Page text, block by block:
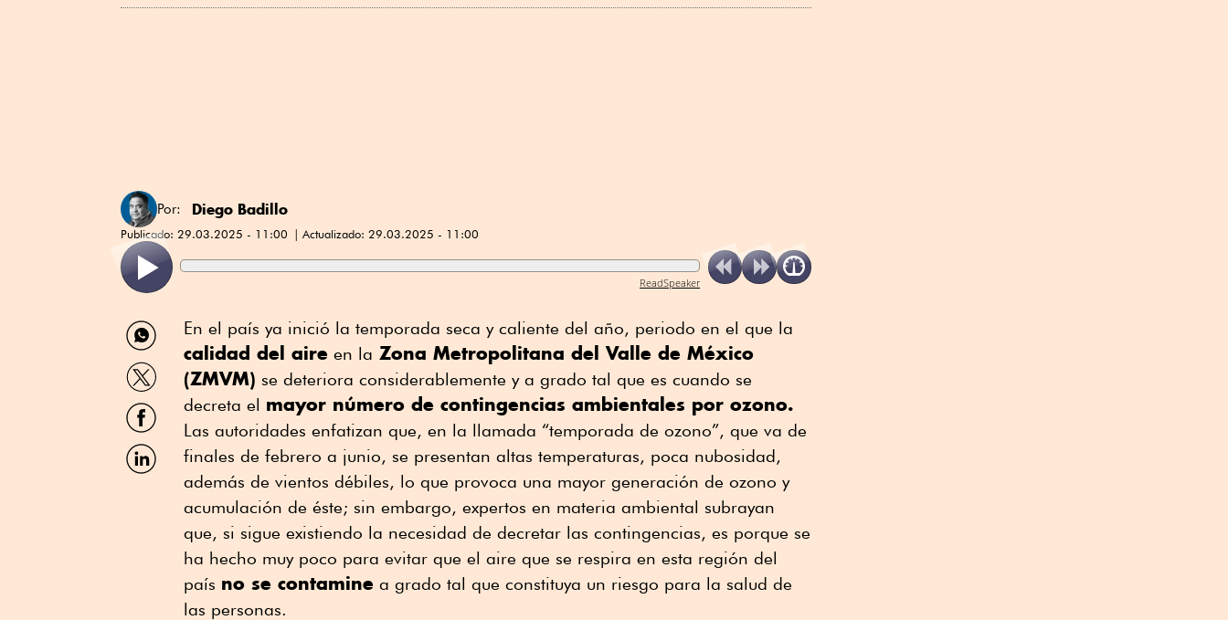
Por: Diego Badillo
Publicado: 29.03.2025 - 11:00 Actualizado: 29.03.2025 - 11:00
ReadSpeaker
Compartir
por
WhatsApp
Compartir
por
Twitter
Compartir
por
Facebook
Compartir
por
En el país ya inició la temporada seca y caliente del año, periodo en el que la
calidad del aire en la Zona Metropolitana del Valle de México
(ZMVM) se deteriora considerablemente y a grado tal que es cuando se
decreta el mayor número de contingencias ambientales por ozono.
Las autoridades enfatizan que, en la llamada “temporada de ozono”, que va de
finales de febrero a junio, se presentan altas temperaturas, poca nubosidad,
además de vientos débiles, lo que provoca una mayor generación de ozono y
acumulación de éste; sin embargo, expertos en materia ambiental subrayan
que, si sigue existiendo la necesidad de decretar las contingencias, es porque se
ha hecho muy poco para evitar que el aire que se respira en esta región del
país no se contamine a grado tal que constituya un riesgo para la salud de
las personas.